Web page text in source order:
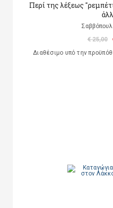
Περί της λέξεως
€ 25,00
Διαθέσιμο υπό την